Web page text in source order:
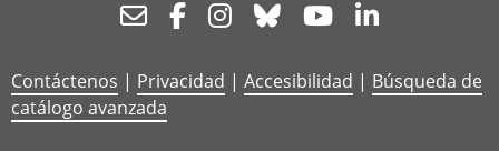
NewsletterFacebookInstagram
Bluesky Youtube
Contáctenos | Privacidad | Accesibilidad | Búsqueda de
catálogo avanzada